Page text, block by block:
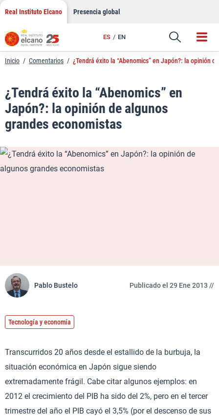
Saltar
contenido
Real Instituto Elcano Presencia global
ES EN
Enlace
Inicio / Comentarios / ¿Tendrá éxito la “Abenomics” en Japón?: la opinión
¿Tendrá éxito la “Abenomics” en
Japón?: la opinión de algunos
grandes economistas
Pablo Bustelo Publicado el 29 Ene 2013 //
Tecnología y economía
Transcurridos 20 años desde el estallido de la burbuja, la
situación económica en Japón sigue siendo
extremadamente frágil. Cabe citar algunos ejemplos: en
2012 el crecimiento del PIB ha sido del 2%, pero en el tercer
trimestre del año el PIB cayó el 3,5% (por el descenso de sus